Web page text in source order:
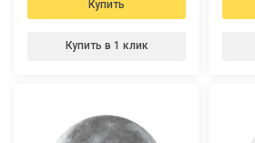
Купить
Купить в 1 клик